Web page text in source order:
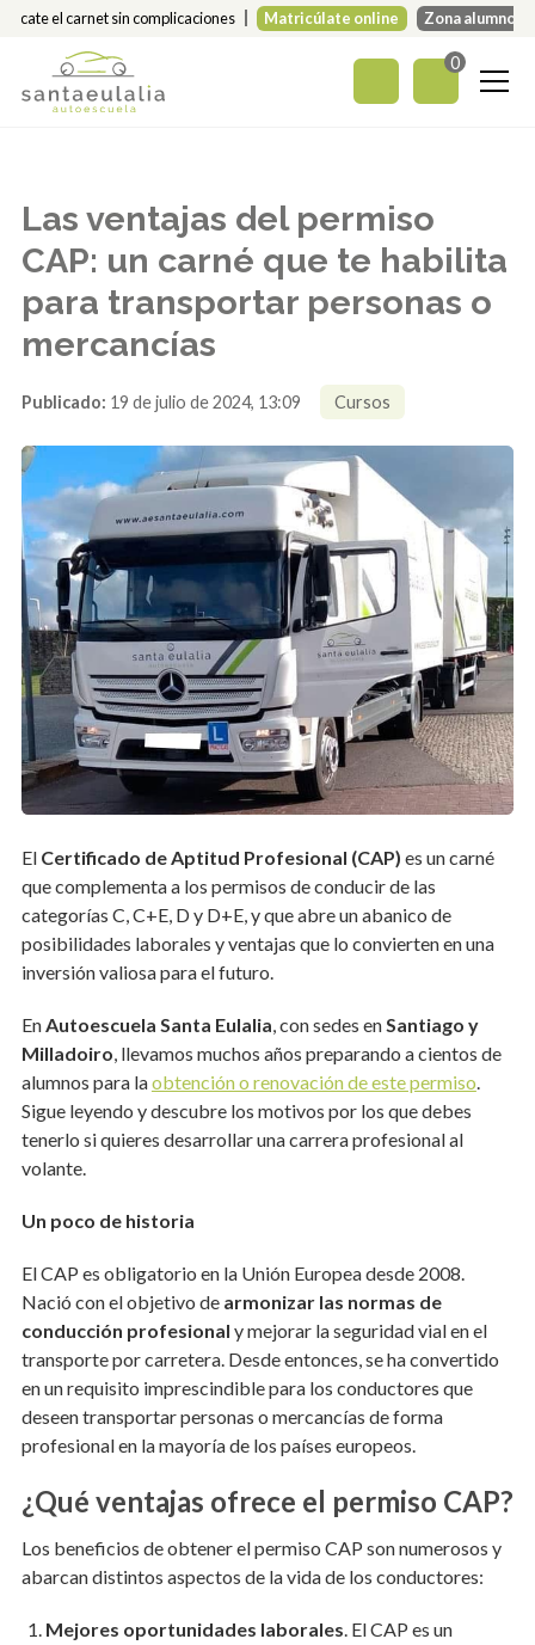
Sácate el carnet sin complicaciones Matricúlate online Zona alumnos
0
Las ventajas del permiso
CAP: un carné que te habilita
para transportar personas o
mercancías
Publicado: 19 de julio de 2024, 13:09 Cursos
El Certificado de Aptitud Profesional (CAP) es un carné
que complementa a los permisos de conducir de las
categorías C, C+E, D y D+E, y que abre un abanico de
posibilidades laborales y ventajas que lo convierten en una
inversión valiosa para el futuro.
EnAutoescuela Santa Eulalia, con sedes enSantiago y
Milladoiro, llevamos muchos años preparando a cientos de
alumnos para laobtención o renovación de este permiso.
Sigue leyendo y descubre los motivos por los que debes
tenerlo si quieres desarrollar una carrera profesional al
volante.
Un poco de historia
El CAP es obligatorio en la Unión Europea desde 2008.
Nació con el objetivo de armonizar las normas de
conducción profesional y mejorar la seguridad vial en el
transporte por carretera. Desde entonces, se ha convertido
en un requisito imprescindible para los conductores que
deseen transportar personas o mercancías de forma
profesional en la mayoría de los países europeos.
¿Qué ventajas ofrece el permiso CAP?
Los beneficios de obtener el permiso CAP son numerosos y
abarcan distintos aspectos de la vida de los conductores:
Mejores oportunidades laborales. El CAP es un